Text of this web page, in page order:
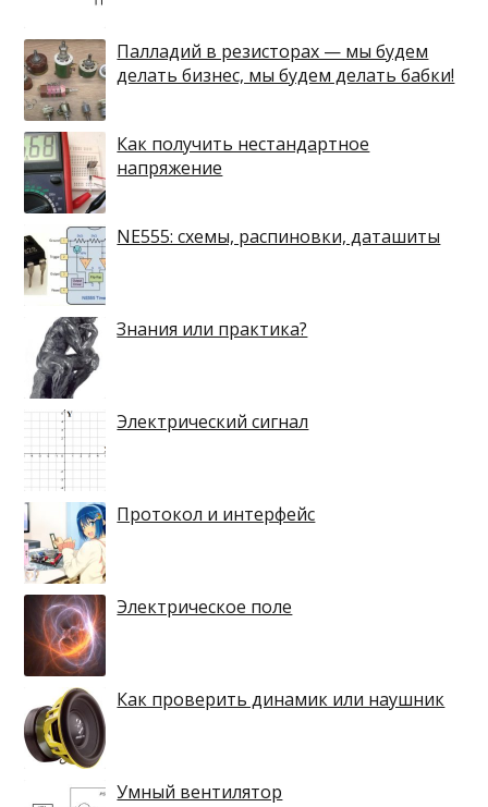
Палладий в резисторах — мы будем
делать бизнес, мы будем делать бабки!
Как получить нестандартное
напряжение
NE555: схемы, распиновки, даташиты
Знания или практика?
Электрический сигнал
Протокол и интерфейс
Электрическое поле
Как проверить динамик или наушник
Умный вентилятор